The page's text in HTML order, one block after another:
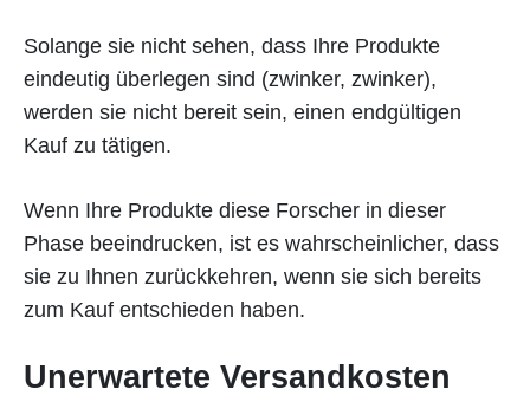
Solange sie nicht sehen, dass Ihre Produkte
eindeutig überlegen sind (zwinker, zwinker),
werden sie nicht bereit sein, einen endgültigen
Kauf zu tätigen.
Wenn Ihre Produkte diese Forscher in dieser
Phase beeindrucken, ist es wahrscheinlicher, dass
sie zu Ihnen zurückkehren, wenn sie sich bereits
zum Kauf entschieden haben.
Unerwartete Versandkosten